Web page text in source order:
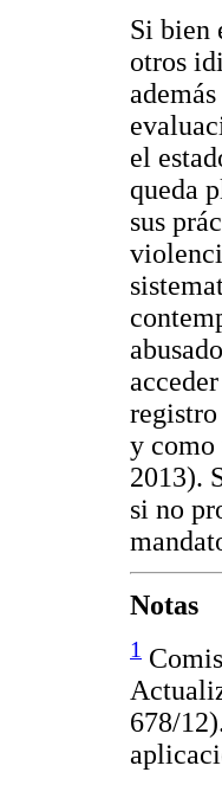
Si bien
otros
el
queda
sus
y como
2013).
si no
Notas
1
678/